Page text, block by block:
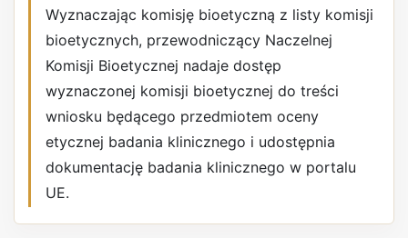
Wyznaczając komisję bioetyczną z listy komisji
bioetycznych, przewodniczący Naczelnej
Komisji Bioetycznej nadaje dostęp
wyznaczonej komisji bioetycznej do treści
wniosku będącego przedmiotem oceny
etycznej badania klinicznego i udostępnia
dokumentację badania klinicznego w portalu
UE.